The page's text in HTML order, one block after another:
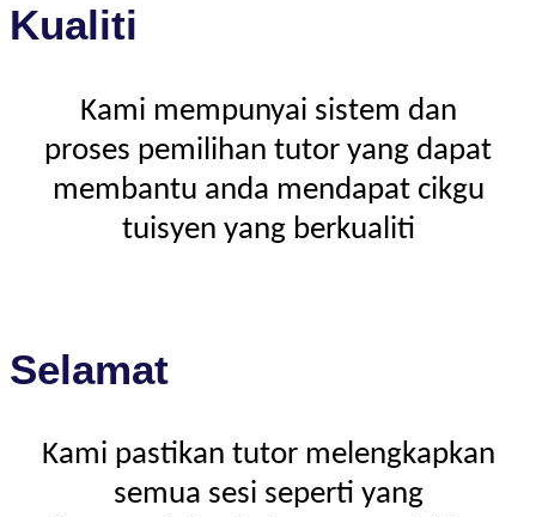
Kualiti
Kami mempunyai sistem dan
proses pemilihan tutor yang dapat
membantu anda mendapat cikgu
tuisyen yang berkualiti
Selamat
Kami pastikan tutor melengkapkan
semua sesi seperti yang